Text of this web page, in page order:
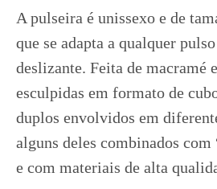
A pulseira é unissexo e de
que se adapta a qualquer
deslizante. Feita de macramé
esculpidas em formato de
duplos envolvidos em
alguns deles combinados com
e com materiais de alta